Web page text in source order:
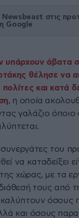
στις
Google
υπάρχουν άβατα
θέλησε να
και κατά
, η οποία
γαλάζιο
του
να καταδείξει
χώρας, με τα
τους από
όσους
και όσους